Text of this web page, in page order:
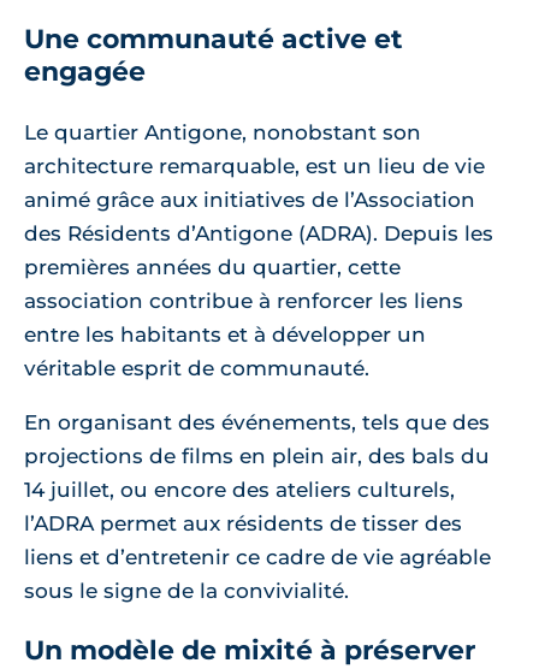
Une communauté active et
engagée
Le quartier Antigone, nonobstant son
architecture remarquable, est un lieu de vie
animé grâce aux initiatives de l’Association
des Résidents d’Antigone (ADRA). Depuis les
premières années du quartier, cette
association contribue à renforcer les liens
entre les habitants et à développer un
véritable esprit de communauté.
En organisant des événements, tels que des
projections de films en plein air, des bals du
14 juillet, ou encore des ateliers culturels,
l’ADRA permet aux résidents de tisser des
liens et d’entretenir ce cadre de vie agréable
sous le signe de la convivialité.
Un modèle de mixité à préserver